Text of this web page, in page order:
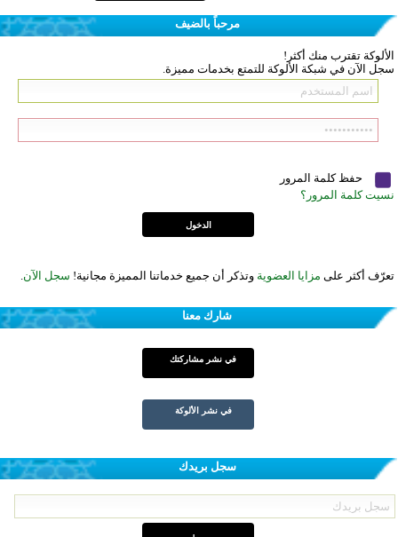
مرحباً بالضيف
الألوكة تقترب منك أكثر!
سجل الآن في شبكة الألوكة للتمتع بخدمات مميزة.
حفظ كلمة المرور
نسيت كلمة المرور؟
تعرّف أكثر على مزايا العضوية وتذكر أن جميع خدماتنا المميزة مجانية! سجل الآن.
شارك معنا
في نشر مشاركتك
في نشر الألوكة
سجل بريدك